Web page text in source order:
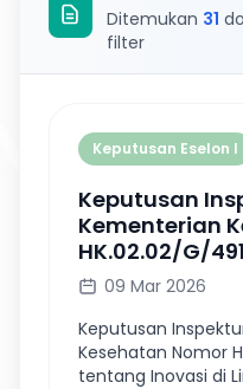
Ditemukan 31
filter
Keputusan Eselon I
Keputusan
Kementerian
HK.02.02/G/
09 Mar 2026
Keputusan
Kesehatan Nomor
tentang Inovasi di